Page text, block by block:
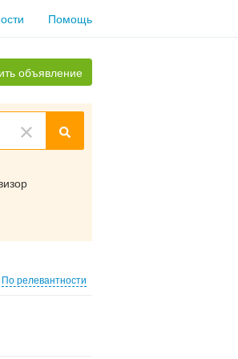
Помощь
объявление
По релевантности